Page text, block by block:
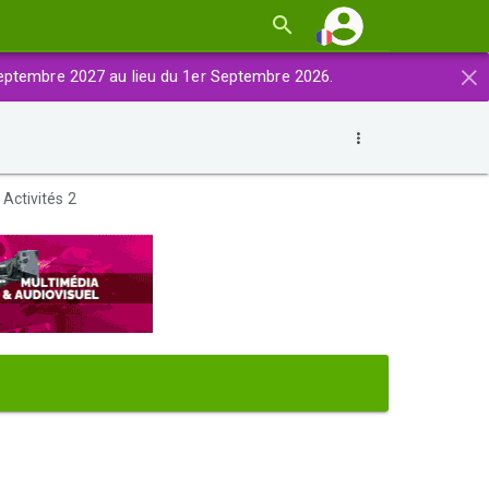
×
2027 au lieu du 1er Septembre 2026.
Activités 2